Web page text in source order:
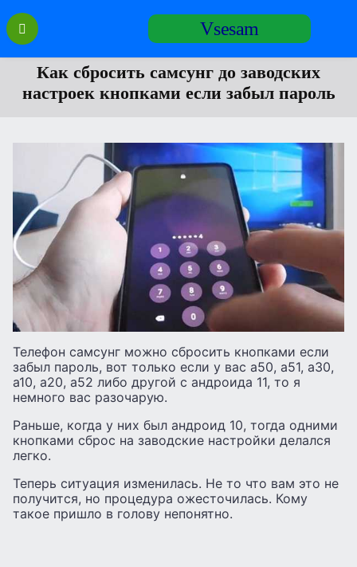
Перейти
содержанию
Vsesam
Как сбросить самсунг до заводских
настроек кнопками если забыл пароль
Телефон самсунг можно сбросить кнопками если
забыл пароль, вот только если у вас а50, а51, а30,
а10, а20, а52 либо другой с андроида 11, то я
немного вас разочарую.
Раньше, когда у них был андроид 10, тогда одними
кнопками сброс на заводские настройки делался
легко.
Теперь ситуация изменилась. Не то что вам это не
получится, но процедура ожесточилаcь. Кому
такое пришло в голову непонятно.